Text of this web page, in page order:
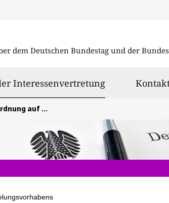
dem Deutschen Bundestag und der
Interessenvertretungausgewählt